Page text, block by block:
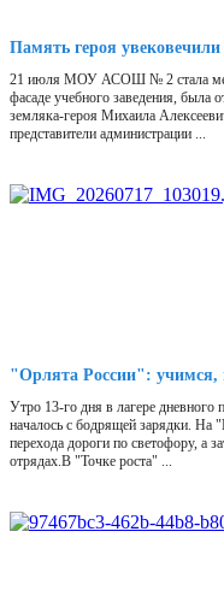
Память героя
21 июля МОУ АСОШ № 2 стала
фасаде учебного заведения, была
земляка-героя Михаила
представители администрации ...
"Орлята России": учимся,
Утро 13-го дня в лагере
началось с бодрящей зарядки. На
перехода дороги по светофору, а
отрядах.В "Точке роста" ...